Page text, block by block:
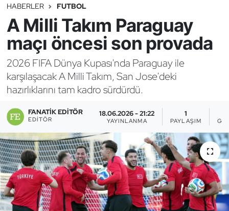
HABERLER FUTBOL
A Milli Takım Paraguay
maçı öncesi son provada
2026 FIFA Dünya Kupası'nda Paraguay ile
karşılaşacak A Milli Takım, San Jose'deki
hazırlıklarını tam kadro sürdürdü.
FANATIK EDITÖR
EDITÖR
18.06.2026 - 21:22
YAYINLANMA
1
PAYLAŞIM
Binicilik
Bisiklet
Bocce Bowling Dart
Buz Hokeyi
Buz Pateni
Çim Hokeyi